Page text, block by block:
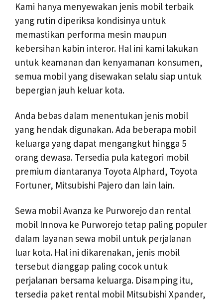
Kami hanya menyewakan jenis mobil terbaik
yang rutin diperiksa kondisinya untuk
memastikan performa mesin maupun
kebersihan kabin interor. Hal ini kami lakukan
untuk keamanan dan kenyamanan konsumen,
semua mobil yang disewakan selalu siap untuk
bepergian jauh keluar kota.
Anda bebas dalam menentukan jenis mobil
yang hendak digunakan. Ada beberapa mobil
keluarga yang dapat mengangkut hingga 5
orang dewasa. Tersedia pula kategori mobil
premium diantaranya Toyota Alphard, Toyota
Fortuner, Mitsubishi Pajero dan lain lain.
Sewa mobil Avanza ke Purworejo dan rental
mobil Innova ke Purworejo tetap paling populer
dalam layanan sewa mobil untuk perjalanan
luar kota. Hal ini dikarenakan, jenis mobil
tersebut dianggap paling cocok untuk
perjalanan bersama keluarga. Disamping itu,
tersedia paket rental mobil Mitsubishi Xpander,